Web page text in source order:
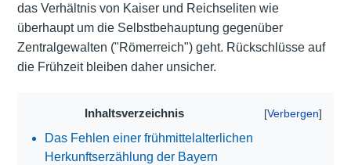
das Verhältnis von Kaiser und Reichseliten wie
überhaupt um die Selbstbehauptung gegenüber
Zentralgewalten ("Römerreich") geht. Rückschlüsse auf
die Frühzeit bleiben daher unsicher.
Inhaltsverzeichnis
Das Fehlen einer frühmittelalterlichen
Herkunftserzählung der Bayern